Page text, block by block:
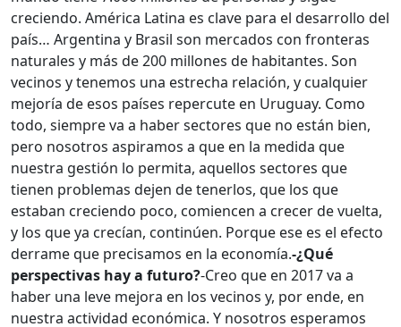
creciendo. América Latina es clave para el desarrollo del
país… Argentina y Brasil son mercados con fronteras
naturales y más de 200 millones de habitantes. Son
vecinos y tenemos una estrecha relación, y cualquier
mejoría de esos países repercute en Uruguay. Como
todo, siempre va a haber sectores que no están bien,
pero nosotros aspiramos a que en la medida que
nuestra gestión lo permita, aquellos sectores que
tienen problemas dejen de tenerlos, que los que
estaban creciendo poco, comiencen a crecer de vuelta,
y los que ya crecían, continúen. Porque ese es el efecto
derrame que precisamos en la economía.-¿Qué
perspectivas hay a futuro?-Creo que en 2017 va a
haber una leve mejora en los vecinos y, por ende, en
nuestra actividad económica. Y nosotros esperamos